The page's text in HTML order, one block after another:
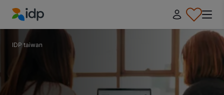
IDP Education
IDP taiwan